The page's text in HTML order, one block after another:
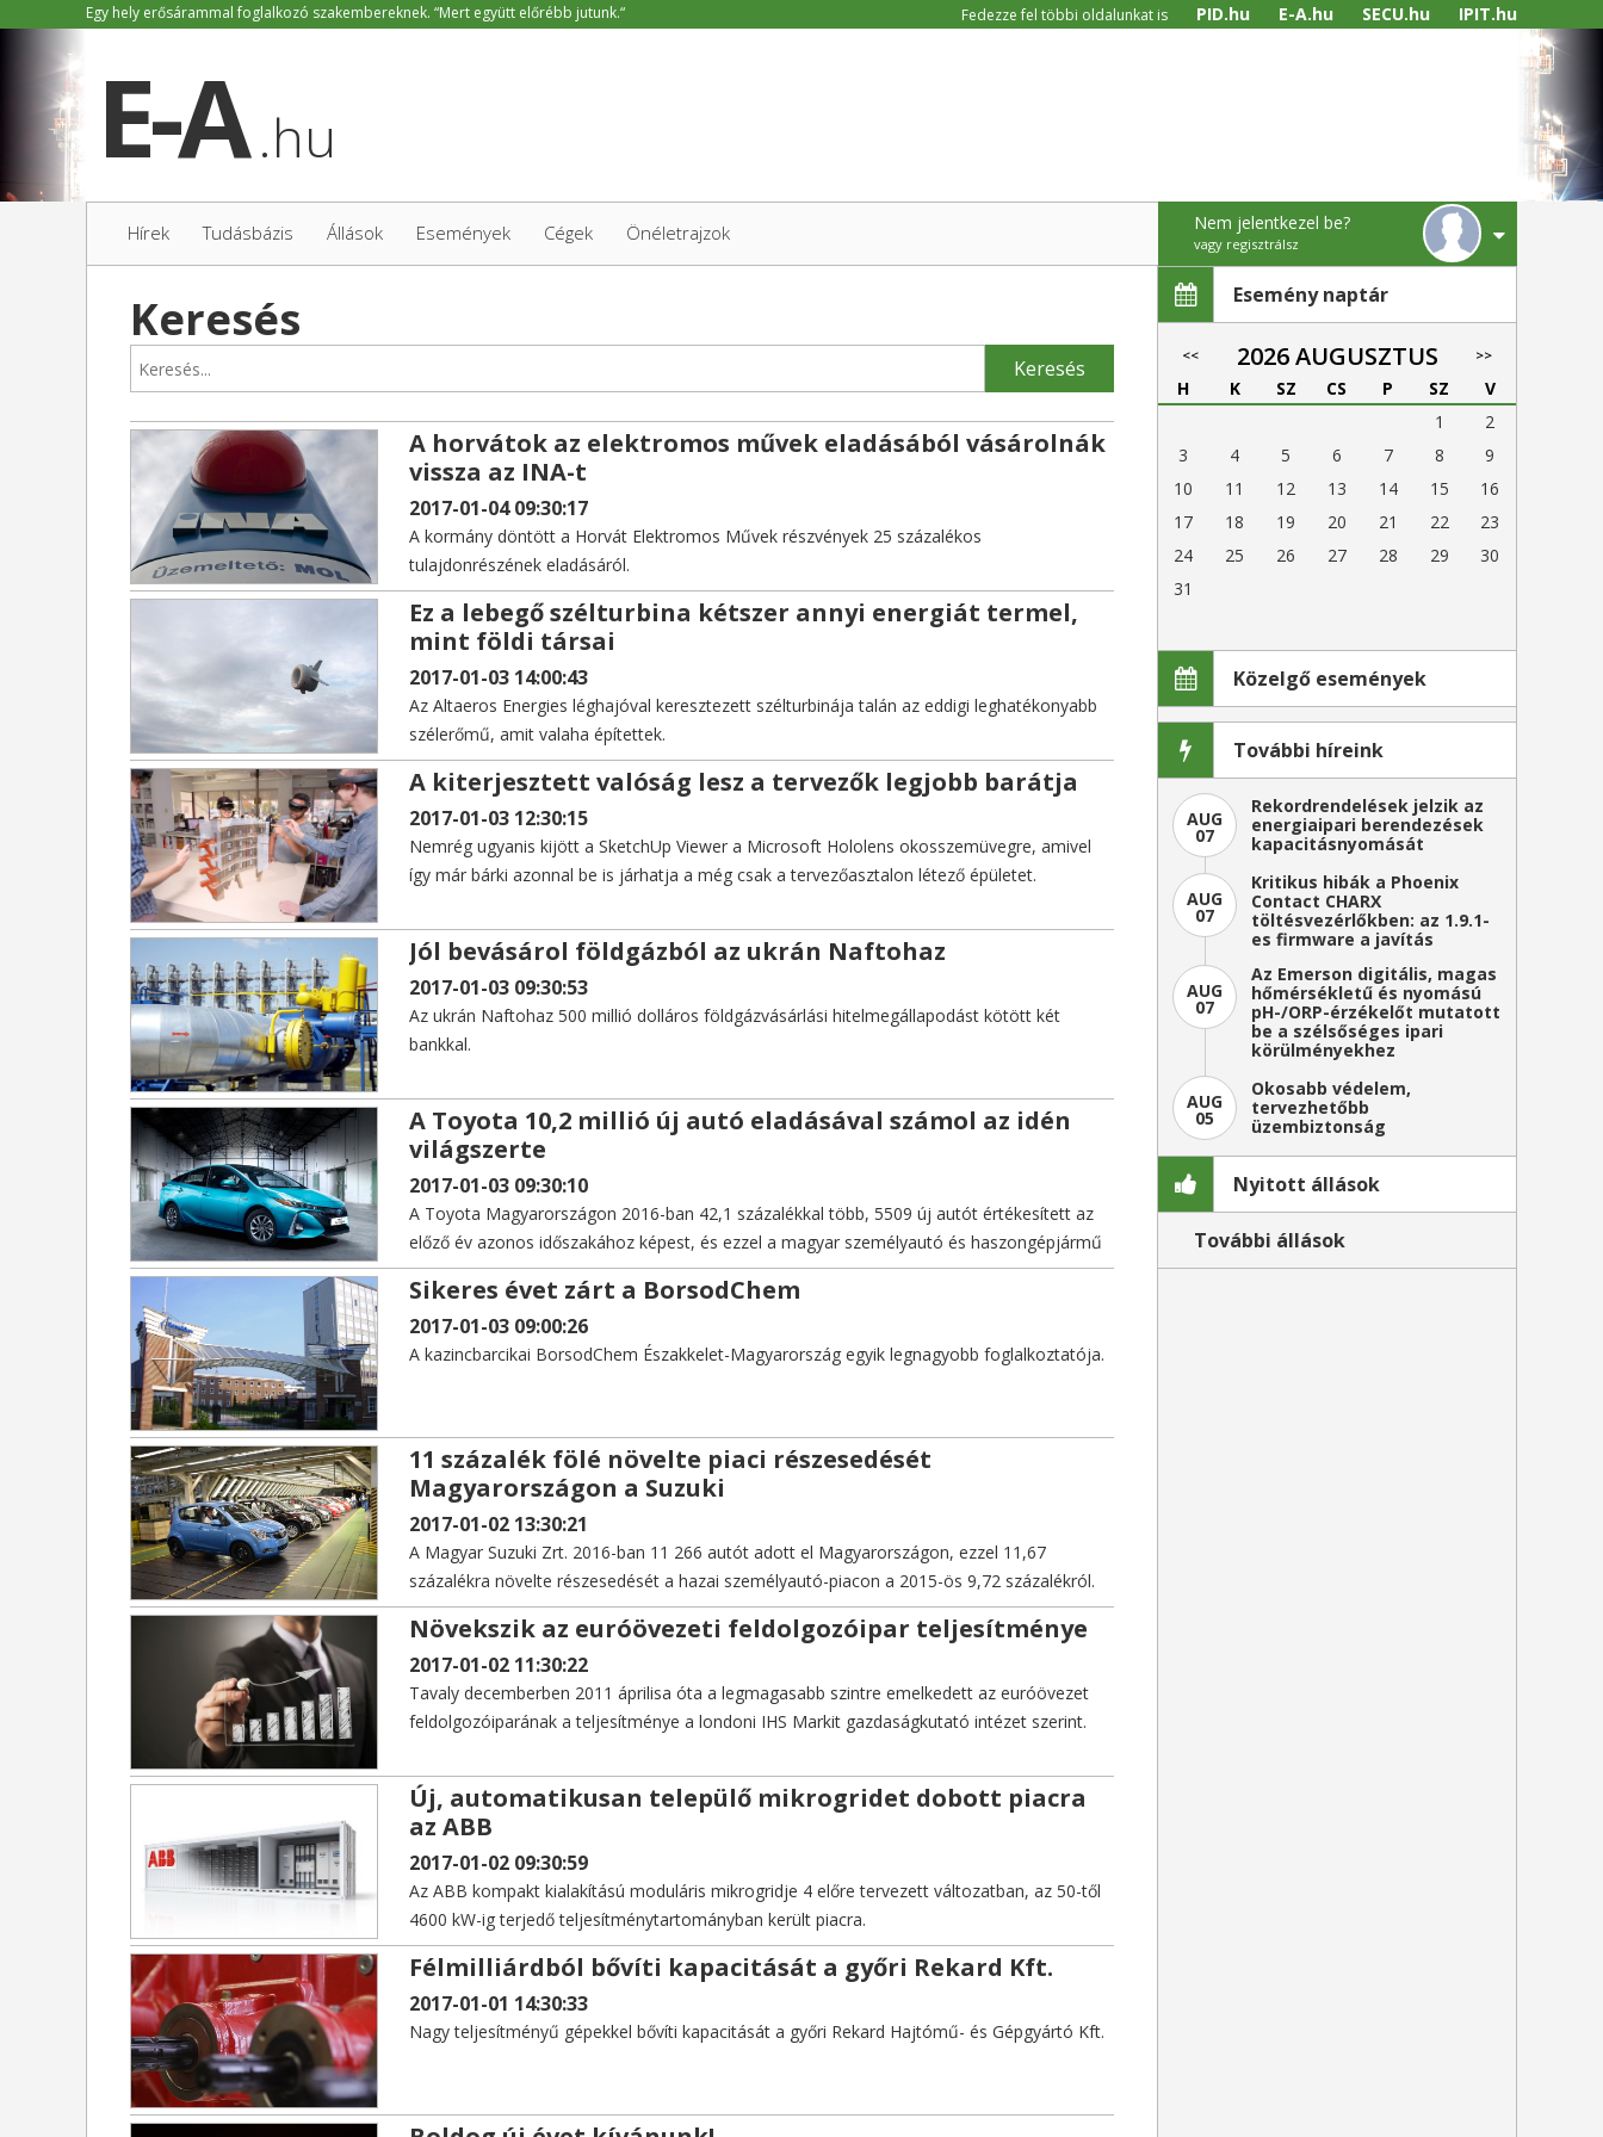
Fedezze fel többi oldalunkat is PID.hu E-A.hu SECU.hu IPIT.hu
.hu
Hírek Tudásbázis Állások Események Cégek Önéletrajzok Nem jelentkezel be?
vagy regisztrálsz
Keresés
Keresés
A horvátok az elektromos művek eladásából vásárolnák
vissza az INA-t
2017-01-04 09:30:17
A kormány döntött a Horvát Elektromos Művek részvények 25 százalékos
tulajdonrészének eladásáról.
Ez a lebegő szélturbina kétszer annyi energiát termel,
mint földi társai
2017-01-03 14:00:43
Az Altaeros Energies léghajóval keresztezett szélturbinája talán az eddigi leghatékonyabb
szélerőmű, amit valaha építettek.
A kiterjesztett valóság lesz a tervezők legjobb barátja
2017-01-03 12:30:15
Nemrég ugyanis kijött a SketchUp Viewer a Microsoft Hololens okosszemüvegre, amivel
így már bárki azonnal be is járhatja a még csak a tervezőasztalon létező épületet.
Jól bevásárol földgázból az ukrán Naftohaz
2017-01-03 09:30:53
Az ukrán Naftohaz 500 millió dolláros földgázvásárlási hitelmegállapodást kötött két
bankkal.
A Toyota 10,2 millió új autó eladásával számol az idén
világszerte
2017-01-03 09:30:10
A Toyota Magyarországon 2016-ban 42,1 százalékkal több, 5509 új autót értékesített az
előző év azonos időszakához képest, és ezzel a magyar személyautó és haszongépjármű
piacon 5,7 százalékra növelte piaci részesedését.
Sikeres évet zárt a BorsodChem
2017-01-03 09:00:26
A kazincbarcikai BorsodChem Északkelet-Magyarország egyik legnagyobb foglalkoztatója.
11 százalék fölé növelte piaci részesedését
Magyarországon a Suzuki
2017-01-02 13:30:21
A Magyar Suzuki Zrt. 2016-ban 11 266 autót adott el Magyarországon, ezzel 11,67
százalékra növelte részesedését a hazai személyautó-piacon a 2015-ös 9,72 százalékról.
Növekszik az euróövezeti feldolgozóipar teljesítménye
2017-01-02 11:30:22
Tavaly decemberben 2011 áprilisa óta a legmagasabb szintre emelkedett az euróövezet
feldolgozóiparának a teljesítménye a londoni IHS Markit gazdaságkutató intézet szerint.
Új, automatikusan települő mikrogridet dobott piacra
az ABB
2017-01-02 09:30:59
Az ABB kompakt kialakítású moduláris mikrogridje 4 előre tervezett változatban, az 50-től
4600 kW-ig terjedő teljesítménytartományban került piacra.
Félmilliárdból bővíti kapacitását a győri Rekard Kft.
2017-01-01 14:30:33
Nagy teljesítményű gépekkel bővíti kapacitását a győri Rekard Hajtómű- és Gépgyártó Kft.
Esemény naptár
<< 2026 AUGUSZTUS >>
H K SZ CS P SZ
V
1
2
3
4 5 6 7 8
9
10
11 12 13 14 15
16
17
18 19 20 21 22
23
24
25 26 27 28 29
30
31
Közelgő események
További híreink
AUG
07
Rekordrendelések jelzik az
energiaipari berendezések
kapacitásnyomását
AUG
07
Kritikus hibák a Phoenix
Contact CHARX
töltésvezérlőkben: az 1.9.1-
es firmware a javítás
AUG
07
Az Emerson digitális, magas
hőmérsékletű és nyomású
pH-/ORP-érzékelőt mutatott
be a szélsőséges ipari
körülményekhez
AUG
05
Okosabb védelem,
tervezhetőbb
üzembiztonság
Nyitott állások
További állások